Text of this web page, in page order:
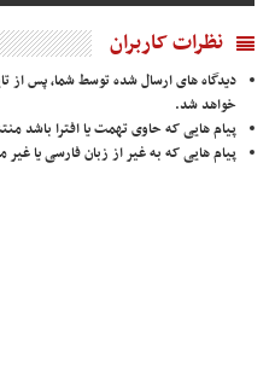
نظرات کاربران
دیدگاه های ارسال شده توسط شما، پس از
خواهد شد.
پیام هایی که حاوی تهمت یا افترا باشد
پیام هایی که به غیر از زبان فارسی یا